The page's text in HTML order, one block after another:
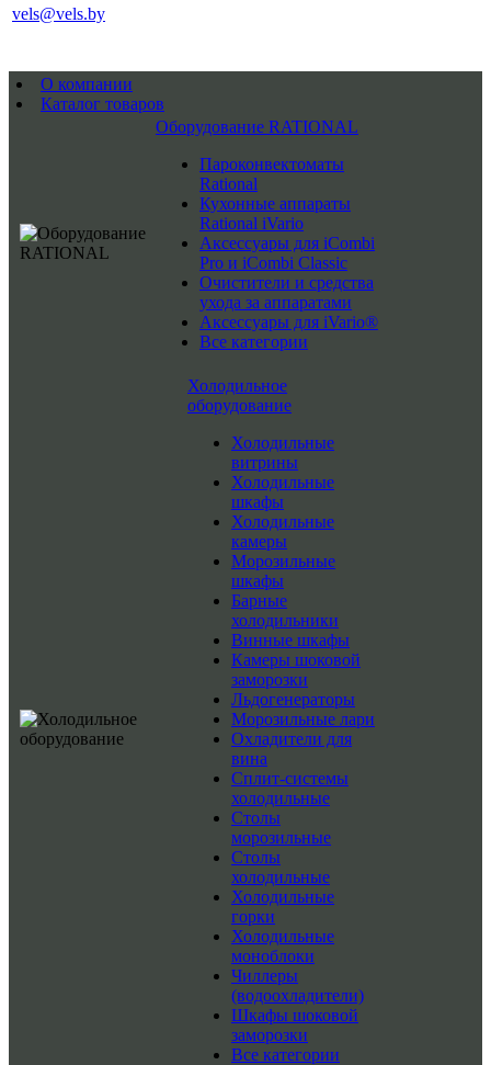
vels@vels.by
О компании
Каталог товаров
Оборудование RATIONAL
Пароконвектоматы
Rational
Кухонные аппараты
Rational iVario
Аксессуары для iCombi
Pro и iCombi Classic
Очистители и средства
ухода за аппаратами
Аксессуары для iVario®
Все категории
Холодильное
оборудование
Холодильные
витрины
Холодильные
шкафы
Холодильные
камеры
Морозильные
шкафы
Барные
холодильники
Винные шкафы
Камеры шоковой
заморозки
Льдогенераторы
Морозильные лари
Охладители для
вина
Сплит-системы
холодильные
Столы
морозильные
Столы
холодильные
Холодильные
горки
Холодильные
моноблоки
Чиллеры
(водоохладители)
Шкафы шоковой
заморозки
Все категории